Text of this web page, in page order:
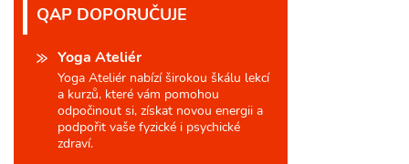
QAP DOPORUČUJE
Yoga Ateliér
Yoga Ateliér nabízí širokou škálu lekcí
a kurzů, které vám pomohou
odpočinout si, získat novou energii a
podpořit vaše fyzické i psychické
zdraví.